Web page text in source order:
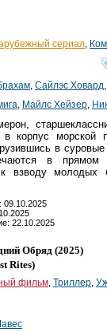
сериал,
, Сайлэс Ховард,
, Майлс Хейзер,
в корпус
в суровые
в
к взводу
09.10.2025
22.10.2025
Обряд (2025)
Rites)
фильм, Триллер,